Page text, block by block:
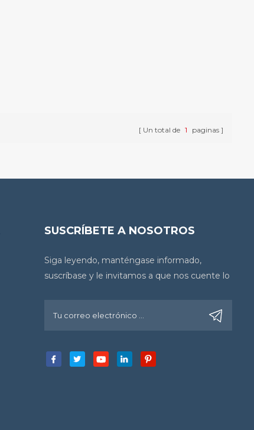
Un total de 1 paginas
SUSCRÍBETE A NOSOTROS
Siga leyendo, manténgase informado,
suscríbase y le invitamos a que nos cuente lo